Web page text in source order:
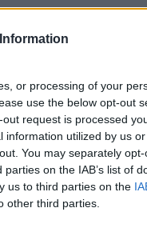
or processing of your
use the below opt-out
request is processed
utilized by us
You may separately
on the IAB’s list of
us to third parties on the
other third parties.